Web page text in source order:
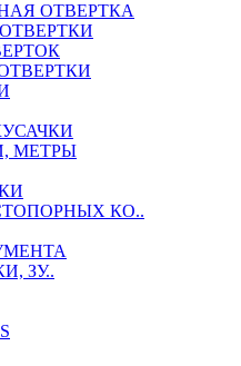
ОТВЕРТКА
МЕТРЫ
КО..
ЗУ..